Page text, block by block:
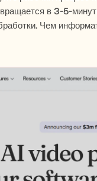
в 3-5-
Чем